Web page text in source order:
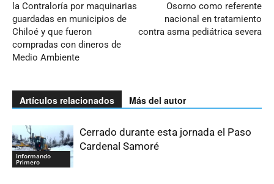
la Contraloría por maquinarias
guardadas en municipios de
Chiloé y que fueron
compradas con dineros de
Medio Ambiente
Osorno como referente
nacional en tratamiento
contra asma pediátrica severa
Artículos relacionados Más del autor
Informando
Primero
Cerrado durante esta jornada el Paso
Cardenal Samoré